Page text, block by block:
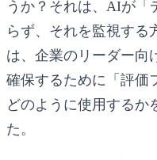
うか？それは、AIが「
らず、それを監視する
は、企業のリーダー向
確保するために「評価
どのように使用するか
た。